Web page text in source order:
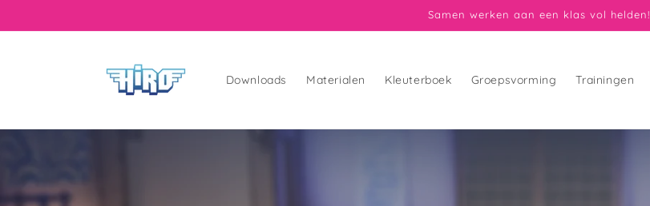
Samen werken aan een klas vol helden!
Downloads Materialen Kleuterboek Groepsvorming Trainingen